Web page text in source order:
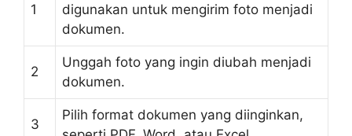
1
digunakan untuk mengirim foto menjadi
dokumen.
2
Unggah foto yang ingin diubah menjadi
dokumen.
3
Pilih format dokumen yang diinginkan,